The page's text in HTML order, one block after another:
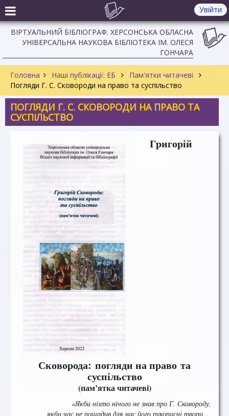
Увійти
ВІРТУАЛЬНИЙ БІБЛІОГРАФ. ХЕРСОНСЬКА ОБЛАСНА
УНІВЕРСАЛЬНА НАУКОВА БІБЛІОТЕКА ІМ. ОЛЕСЯ
ГОНЧАРА
Головна Наші публікації: ЕБ
Пам'ятки читачеві
Погляди Г. С. Сковороди на право та суспільство
ПОГЛЯДИ Г. С. СКОВОРОДИ НА ПРАВО ТА
СУСПІЛЬСТВО
Григорій
Сковорода: погляди на право та
суспільство
(пам’ятка читачеві)
«Якби ніхто нічого не знав про Г. Сковороду,
якби час не пощадив для нас його рукописні твори…,